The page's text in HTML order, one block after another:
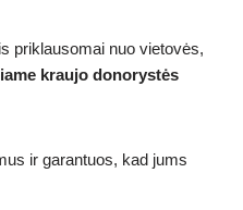
priklausomai nuo vietovės,
kraujo donorystės
ir garantuos, kad jums